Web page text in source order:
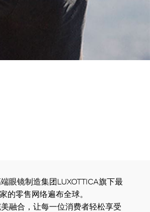
眼镜制造集团LUXOTTICA旗下最
的零售网络遍布全球。
融合，让每一位消费者轻松享受